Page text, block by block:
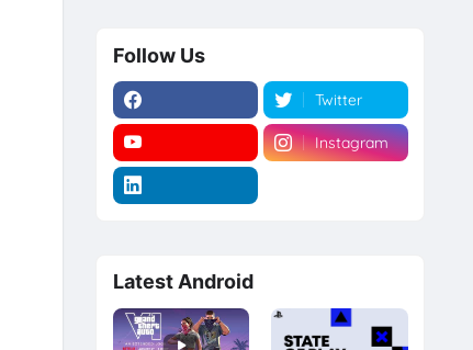
Follow Us
Twitter
Instagram
Latest Android